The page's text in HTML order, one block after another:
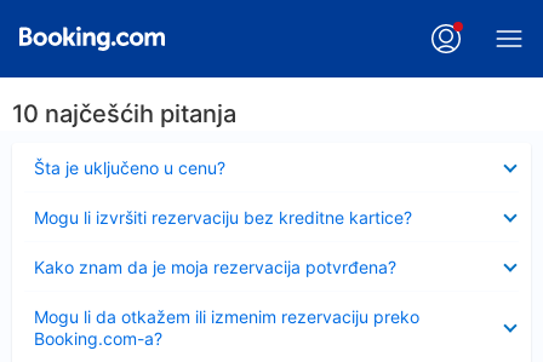
10 najčešćih pitanja
Šta je uključeno u cenu?
Sažeto
Mogu li izvršiti rezervaciju bez kreditne kartice?
Kako znam da je moja rezervacija potvrđena?
Mogu li da otkažem ili izmenim rezervaciju preko
Booking.com-a?